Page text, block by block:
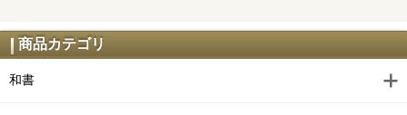
商品カテゴリ
和書